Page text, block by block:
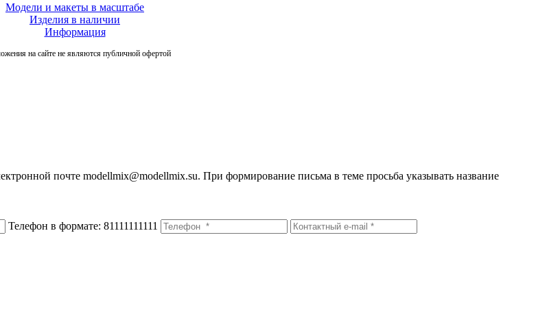
Модели и макеты в масштабе
Изделия в наличии
Информация
на сайте не являются публичной офертой
почте modellmix@modellmix.su. При формирование письма в теме просьба указывать название
Телефон в формате: 81111111111